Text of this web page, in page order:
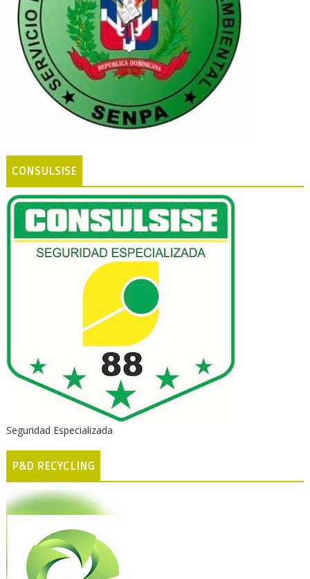
CONSULSISE
Seguridad Especializada
P&D RECYCLING